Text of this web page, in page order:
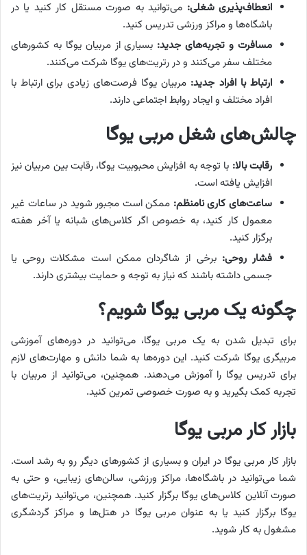
انعطاف‌پذیری شغلی: می‌توانید به صورت مستقل کار کنید یا در
باشگاه‌ها و مراکز ورزشی تدریس کنید.
مسافرت و تجربه‌های جدید: بسیاری از مربیان یوگا به کشورهای
مختلف سفر می‌کنند و در رتریت‌های یوگا شرکت می‌کنند.
ارتباط با افراد جدید: مربیان یوگا فرصت‌های زیادی برای ارتباط با
افراد مختلف و ایجاد روابط اجتماعی دارند.
چالش‌های شغل مربی یوگا
رقابت بالا: با توجه به افزایش محبوبیت یوگا، رقابت بین مربیان نیز
افزایش یافته است.
ساعت‌های کاری نامنظم: ممکن است مجبور شوید در ساعات غیر
معمول کار کنید، به خصوص اگر کلاس‌های شبانه یا آخر هفته
برگزار کنید.
فشار روحی: برخی از شاگردان ممکن است مشکلات روحی یا
جسمی داشته باشند که نیاز به توجه و حمایت بیشتری دارند.
چگونه یک مربی یوگا شویم؟
برای تبدیل شدن به یک مربی یوگا، می‌توانید در دوره‌های آموزشی
مربیگری یوگا شرکت کنید. این دوره‌ها به شما دانش و مهارت‌های لازم
برای تدریس یوگا را آموزش می‌دهند. همچنین، می‌توانید از مربیان با
تجربه کمک بگیرید و به صورت خصوصی تمرین کنید.
بازار کار مربی یوگا
بازار کار مربی یوگا در ایران و بسیاری از کشورهای دیگر رو به رشد است.
شما می‌توانید در باشگاه‌ها، مراکز ورزشی، سالن‌های زیبایی، و حتی به
صورت آنلاین کلاس‌های یوگا برگزار کنید. همچنین، می‌توانید رتریت‌های
یوگا برگزار کنید یا به عنوان مربی یوگا در هتل‌ها و مراکز گردشگری
مشغول به کار شوید.